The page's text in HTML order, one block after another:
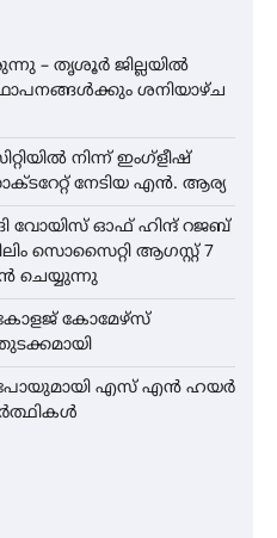
– തൃശൂർ ജില്ലയിൽ
ശനിയാഴ്ച
നിന്ന് ഇംഗ്ളീഷ്
നേടിയ എൻ. ആര്യ
ദി വോയിസ് ഓഫ് ഹിന്ദ് റജബ്
സൊസൈറ്റി ആഗസ്റ്റ് 7
ചെയ്യുന്നു
കോമേഴ്‌സ്
എസ് എൻ ഹയർ